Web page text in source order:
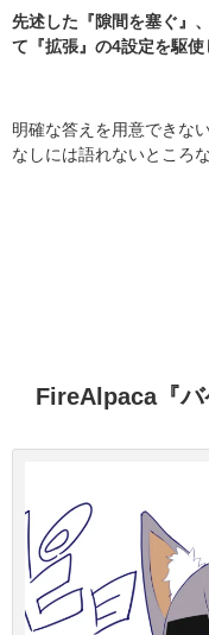
先述した『隙間を塞ぐ』
て『拡張』の4設定を駆
明確な答えを用意できな
なしには語れないところ
FireAlpaca『バ